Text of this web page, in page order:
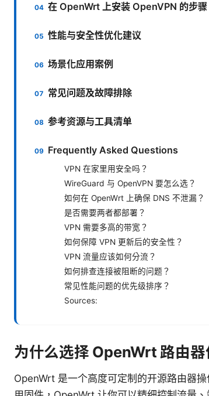
在 OpenWrt 上安装 OpenVPN 的步骤
性能与安全性优化建议
场景化应用案例
常见问题及故障排除
参考资源与工具清单
Frequently Asked Questions
VPN 在家里用安全吗？
WireGuard 与 OpenVPN 要怎么选？
如何在 OpenWrt 上确保 DNS 不泄漏？
是否需要两者都部署？
VPN 需要多高的带宽？
如何保障 VPN 更新后的安全性？
VPN 流量应该如何分流？
如何排查连接被阻断的问题？
常见性能问题的优先级排序？
Sources:
为什么选择 OpenWrt 路由
OpenWrt 是一个高度可定制的开源路由器